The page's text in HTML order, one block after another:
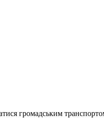
громадським